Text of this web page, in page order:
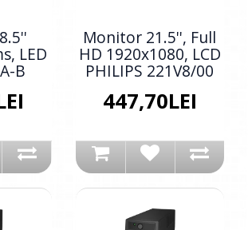
LED
B
Monitor 21.5'', Full
HD 1920x1080, LCD
PHILIPS 221V8/00
447,70LEI